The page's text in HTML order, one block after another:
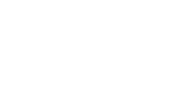
| Esther Vorsterman